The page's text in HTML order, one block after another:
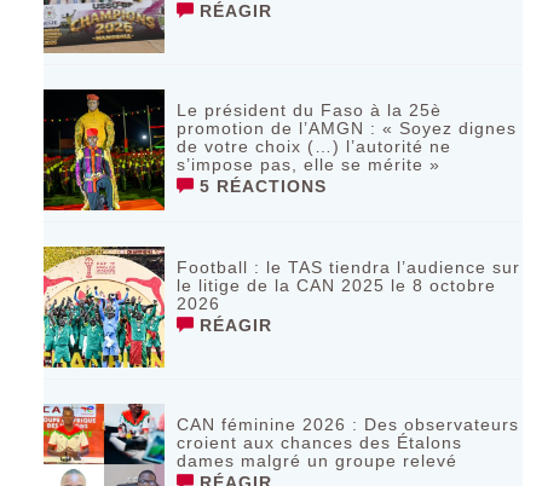
RÉAGIR
Le président du Faso à la 25è
promotion de l’AMGN : « Soyez dignes
de votre choix (…) l’autorité ne
s’impose pas, elle se mérite »
5 RÉACTIONS
Football : le TAS tiendra l’audience sur
le litige de la CAN 2025 le 8 octobre
2026
RÉAGIR
CAN féminine 2026 : Des observateurs
croient aux chances des Étalons
dames malgré un groupe relevé